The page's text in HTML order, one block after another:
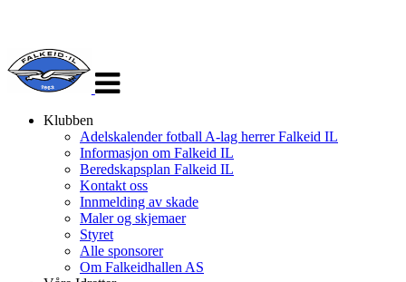
navigasjon
Klubben
Adelskalender fotball A-lag herrer Falkeid IL
Informasjon om Falkeid IL
Beredskapsplan Falkeid IL
Kontakt oss
Innmelding av skade
Maler og skjemaer
Styret
Alle sponsorer
Om Falkeidhallen AS